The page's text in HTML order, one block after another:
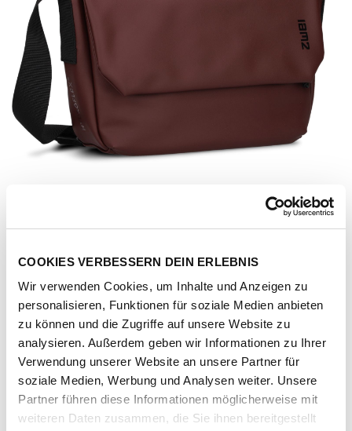
COOKIES VERBESSERN DEIN ERLEBNIS
Wir verwenden Cookies, um Inhalte und Anzeigen zu
personalisieren, Funktionen für soziale Medien anbieten
zu können und die Zugriffe auf unsere Website zu
analysieren. Außerdem geben wir Informationen zu Ihrer
Verwendung unserer Website an unsere Partner für
soziale Medien, Werbung und Analysen weiter. Unsere
Partner führen diese Informationen möglicherweise mit
weiteren Daten zusammen, die Sie ihnen bereitgestellt
Artikel-Nr.172153-1131-1001
Farbe bordeaux Menge